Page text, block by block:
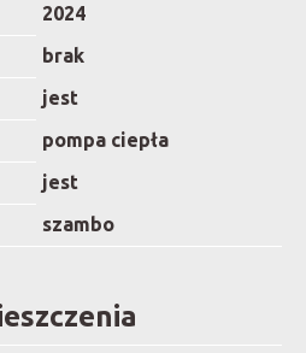
2024
brak
jest
pompa ciepła
jest
szambo